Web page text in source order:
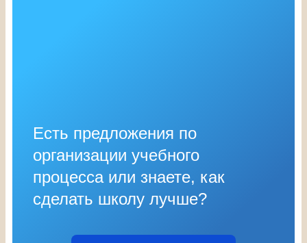
Есть предложения по
организации учебного
процесса или знаете, как
сделать школу лучше?